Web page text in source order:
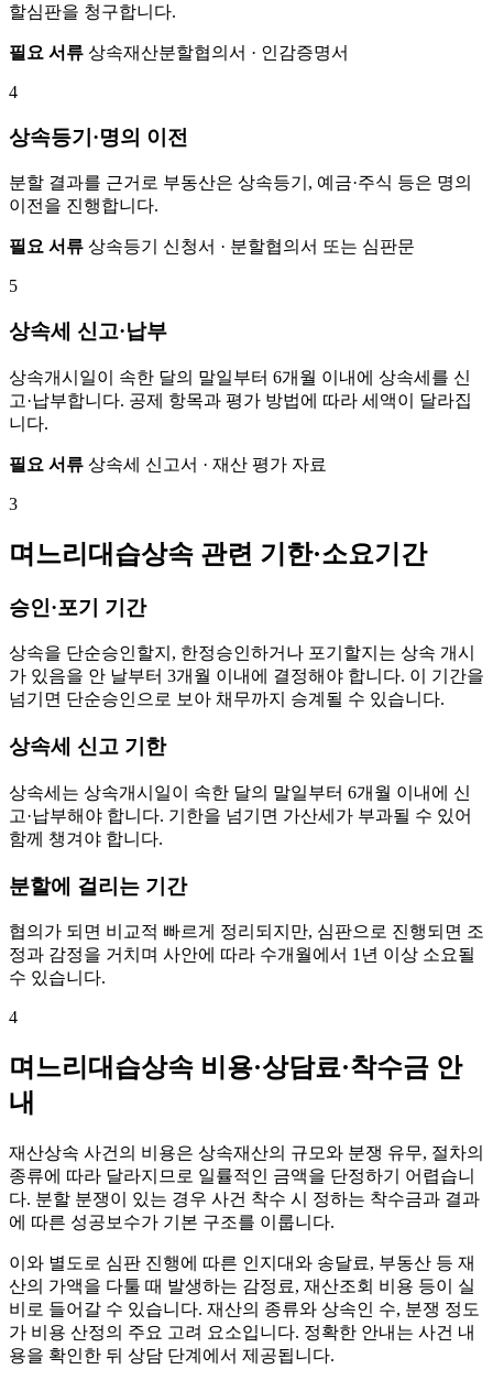
할심판을 청구합니다.
필요 서류 상속재산분할협의서 · 인감증명서
4
상속등기·명의 이전
분할 결과를 근거로 부동산은 상속등기, 예금·주식 등은 명의
이전을 진행합니다.
필요 서류 상속등기 신청서 · 분할협의서 또는 심판문
5
상속세 신고·납부
상속개시일이 속한 달의 말일부터 6개월 이내에 상속세를 신
고·납부합니다. 공제 항목과 평가 방법에 따라 세액이 달라집
니다.
필요 서류 상속세 신고서 · 재산 평가 자료
3
며느리대습상속 관련 기한·소요기간
승인·포기 기간
상속을 단순승인할지, 한정승인하거나 포기할지는 상속 개시
가 있음을 안 날부터 3개월 이내에 결정해야 합니다. 이 기간을
넘기면 단순승인으로 보아 채무까지 승계될 수 있습니다.
상속세 신고 기한
상속세는 상속개시일이 속한 달의 말일부터 6개월 이내에 신
고·납부해야 합니다. 기한을 넘기면 가산세가 부과될 수 있어
함께 챙겨야 합니다.
분할에 걸리는 기간
협의가 되면 비교적 빠르게 정리되지만, 심판으로 진행되면 조
정과 감정을 거치며 사안에 따라 수개월에서 1년 이상 소요될
수 있습니다.
4
며느리대습상속 비용·상담료·착수금 안
내
재산상속 사건의 비용은 상속재산의 규모와 분쟁 유무, 절차의
종류에 따라 달라지므로 일률적인 금액을 단정하기 어렵습니
다. 분할 분쟁이 있는 경우 사건 착수 시 정하는 착수금과 결과
에 따른 성공보수가 기본 구조를 이룹니다.
이와 별도로 심판 진행에 따른 인지대와 송달료, 부동산 등 재
산의 가액을 다툴 때 발생하는 감정료, 재산조회 비용 등이 실
비로 들어갈 수 있습니다. 재산의 종류와 상속인 수, 분쟁 정도
가 비용 산정의 주요 고려 요소입니다. 정확한 안내는 사건 내
용을 확인한 뒤 상담 단계에서 제공됩니다.